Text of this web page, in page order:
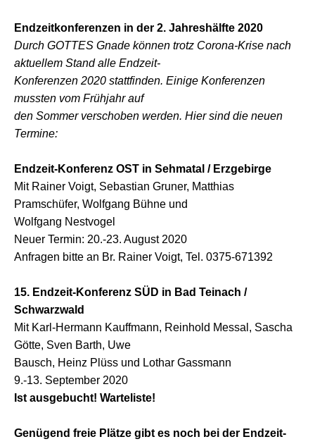
Endzeitkonferenzen in der 2. Jahreshälfte 2020
Durch GOTTES Gnade können trotz Corona-Krise nach
aktuellem Stand alle Endzeit-
Konferenzen 2020 stattfinden. Einige Konferenzen
mussten vom Frühjahr auf
den Sommer verschoben werden. Hier sind die neuen
Termine:
Endzeit-Konferenz OST in Sehmatal / Erzgebirge
Mit Rainer Voigt, Sebastian Gruner, Matthias
Pramschüfer, Wolfgang Bühne und
Wolfgang Nestvogel
Neuer Termin: 20.-23. August 2020
Anfragen bitte an Br. Rainer Voigt, Tel. 0375-671392
15. Endzeit-Konferenz SÜD in Bad Teinach /
Schwarzwald
Mit Karl-Hermann Kauffmann, Reinhold Messal, Sascha
Götte, Sven Barth, Uwe
Bausch, Heinz Plüss und Lothar Gassmann
9.-13. September 2020
Ist ausgebucht! Warteliste!
Genügend freie Plätze gibt es noch bei der Endzeit-